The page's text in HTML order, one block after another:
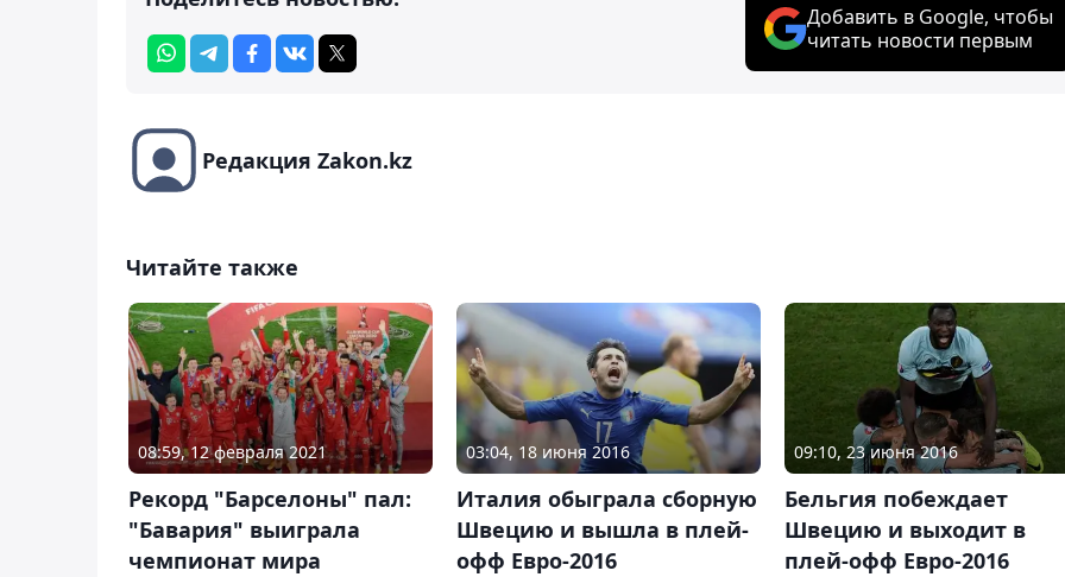
Добавить в Google, чтобы
читать новости первым
Редакция Zakon.kz
Читайте также
08:59, 12 февраля 2021
Рекорд "Барселоны" пал:
"Бавария" выиграла
чемпионат мира
03:04, 18 июня 2016
Италия обыграла сборную
Швецию и вышла в плей-
офф Евро-2016
09:10, 23 июня 2016
Бельгия побеждает
Швецию и выходит в
плей-офф Евро-2016